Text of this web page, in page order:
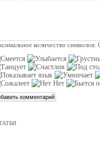
количество символов: